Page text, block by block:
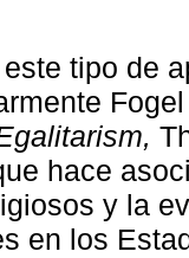
tipo de
hace
y la
en los